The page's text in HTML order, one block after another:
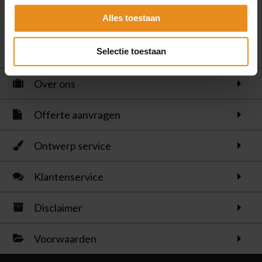
Alles toestaan
Selectie toestaan
aansprakelijk voor enige vorm van schade of verlies
veroorzaakt door, of in verband met het gebruik van het
afgaan op de inhoud, goederen of diensten als aangeboden op
Over ons
Offerte aanvragen
Ontwerp service
Klantenservice
Disclaimer
Voorwaarden